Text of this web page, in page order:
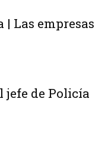
| Las empresas
jefe de Policía